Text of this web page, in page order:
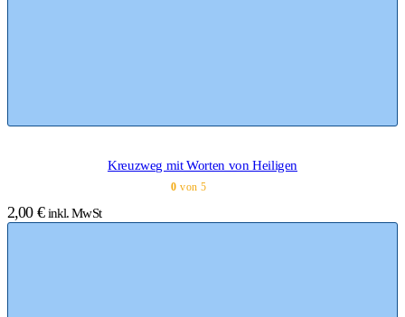
Kreuzweg mit Worten von Heiligen
0 von 5
2,00 € inkl. MwSt